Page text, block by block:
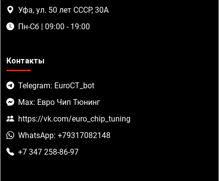
Уфа, ул. 50 лет СССР, 30А
Пн-Сб | 09:00 - 19:00
Контакты
Telegram: EuroCT_bot
Max: Евро Чип Тюнинг
https://vk.com/euro_chip_tuning
WhatsApp: +79317082148
+7 347 258-86-97